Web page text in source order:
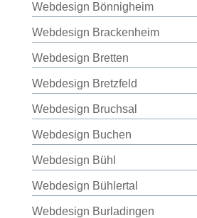
Webdesign Bönnigheim
Webdesign Brackenheim
Webdesign Bretten
Webdesign Bretzfeld
Webdesign Bruchsal
Webdesign Buchen
Webdesign Bühl
Webdesign Bühlertal
Webdesign Burladingen